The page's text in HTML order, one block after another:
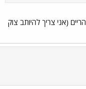
(אני צריך להיותב צוק